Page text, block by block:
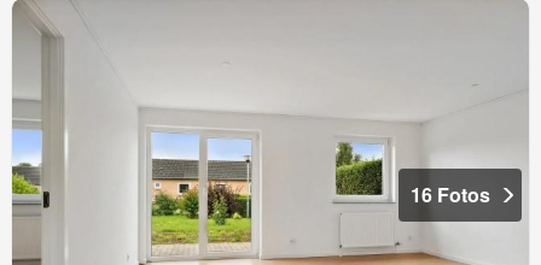
16 Fotos